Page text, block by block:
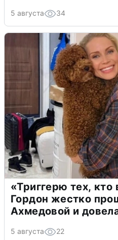
5 августа 34
«Триггерю тех, кто
Гордон жестко
Ахмедовой и
5 августа 22